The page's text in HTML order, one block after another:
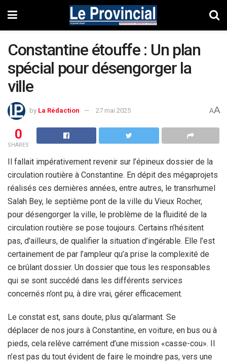
Constantine étouffe : Un plan
spécial pour désengorger la
ville
by La Rédaction 27 mai 2025 AA
0
SHARES
Il fallait impérativement revenir sur l’épineux dossier de la
circulation routière à Constantine. En dépit des mégaprojets
réalisés ces dernières années, entre autres, le transrhumel
Salah Bey, le septième pont de la ville du Vieux Rocher,
pour désengorger la ville, le problème de la fluidité de la
circulation routière se pose toujours. Certains n’hésitent
pas, d’ailleurs, de qualifier la situation d’ingérable. Elle l’est
certainement de par l’ampleur qu’a prise la complexité de
ce brûlant dossier. Un dossier que tous les responsables
qui se sont succédé dans les différents services
concernés n’ont pu, à dire vrai, gérer efficacement.
Le constat est, sans doute, plus qu’alarmant. Se
déplacer de nos jours à Constantine, en voiture, en bus ou à
pieds, cela relève carrément d’une mission «casse-cou». Il
n’est pas du tout évident de faire le moindre pas, vers une